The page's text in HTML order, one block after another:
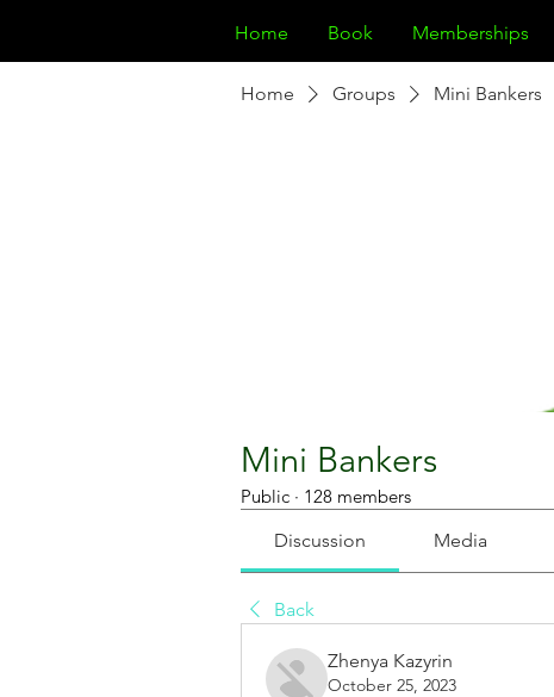
Home Book Memberships
Home Groups Mini Bankers
Mini Bankers
Public · 128 members
Discussion Media
Back
Zhenya Kazyrin
October 25, 2023